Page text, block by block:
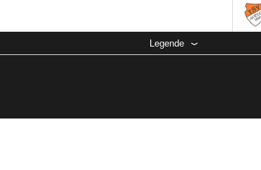
Legende